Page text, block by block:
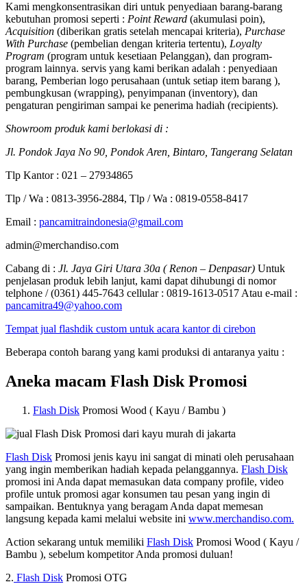
Kami mengkonsentrasikan diri untuk penyediaan barang-barang
kebutuhan promosi seperti : Point Reward (akumulasi poin),
Acquisition (diberikan gratis setelah mencapai kriteria), Purchase
With Purchase (pembelian dengan kriteria tertentu), Loyalty
Program (program untuk kesetiaan Pelanggan), dan program-
program lainnya. servis yang kami berikan adalah : penyediaan
barang, Pemberian logo perusahaan (untuk setiap item barang ),
pembungkusan (wrapping), penyimpanan (inventory), dan
pengaturan pengiriman sampai ke penerima hadiah (recipients).
Showroom produk kami berlokasi di :
Jl. Pondok Jaya No 90, Pondok Aren, Bintaro, Tangerang Selatan
Tlp Kantor : 021 – 27934865
Tlp / Wa : 0813-3956-2884, Tlp / Wa : 0819-0558-8417
Email : pancamitraindonesia@gmail.com
admin@merchandiso.com
Cabang di : Jl. Jaya Giri Utara 30a ( Renon – Denpasar) Untuk
penjelasan produk lebih lanjut, kami dapat dihubungi di nomor
telphone / (0361) 445-7643 cellular : 0819-1613-0517 Atau e-mail :
pancamitra49@yahoo.com
Tempat jual flashdik custom untuk acara kantor di cirebon
Beberapa contoh barang yang kami produksi di antaranya yaitu :
Aneka macam Flash Disk Promosi
Flash Disk Promosi Wood ( Kayu / Bambu )
Flash Disk Promosi jenis kayu ini sangat di minati oleh perusahaan
yang ingin memberikan hadiah kepada pelanggannya. Flash Disk
promosi ini Anda dapat memasukan data company profile, video
profile untuk promosi agar konsumen tau pesan yang ingin di
sampaikan. Bentuknya yang beragam Anda dapat memesan
langsung kepada kami melalui website ini www.merchandiso.com.
Action sekarang untuk memiliki Flash Disk Promosi Wood ( Kayu /
Bambu ), sebelum kompetitor Anda promosi duluan!
2. Flash Disk Promosi OTG